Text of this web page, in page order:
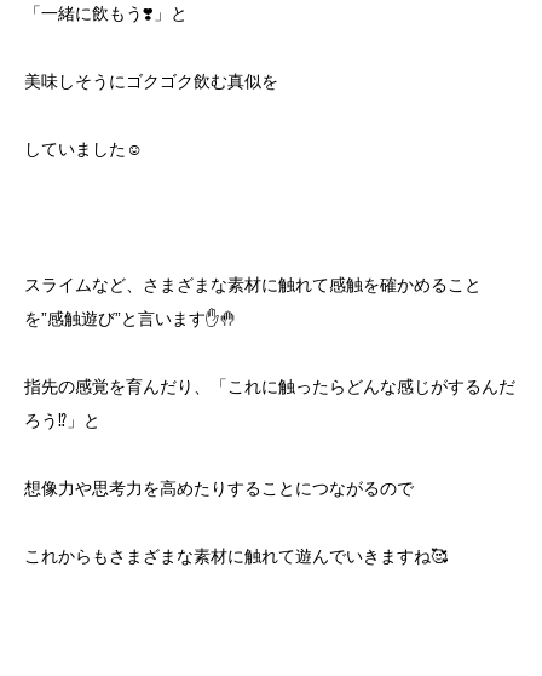
「一緒に飲もう❣️」と
美味しそうにゴクゴク飲む真似を
していました☺️
スライムなど、さまざまな素材に触れて感触を確かめること
を”感触遊び”と言います✋🤚
指先の感覚を育んだり、「これに触ったらどんな感じがするんだ
ろう⁉️」と
想像力や思考力を高めたりすることにつながるので
これからもさまざまな素材に触れて遊んでいきますね🥰